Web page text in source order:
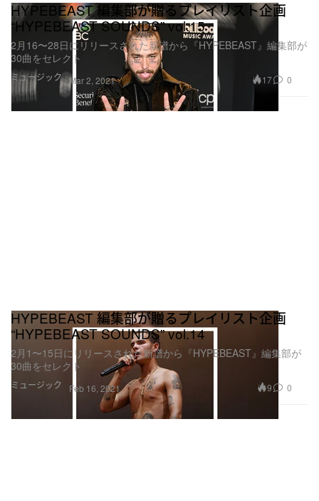
ミュージック
HYPEBEAST 編集部が贈るプレイリスト企画
“HYPEBEAST SOUNDS” vol.15
2月16〜28日にリリースされた新譜から『HYPEBEAST』編集部が
30曲をセレクト
Mar 2, 2021 17 0
ミュージック
HYPEBEAST 編集部が贈るプレイリスト企画
“HYPEBEAST SOUNDS” vol.14
2月1〜15日にリリースされた新譜から『HYPEBEAST』編集部が
30曲をセレクト
Feb 16, 2021 9 0